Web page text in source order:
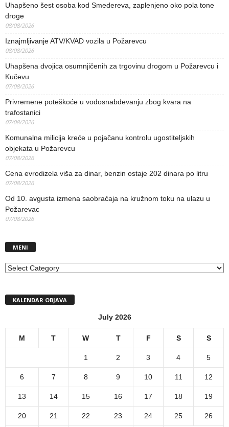
Uhapšeno šest osoba kod Smedereva, zaplenjeno oko pola tone
droge
08/08/2026
Iznajmljivanje ATV/KVAD vozila u Požarevcu
08/08/2026
Uhapšena dvojica osumnjičenih za trgovinu drogom u Požarevcu i
Kučevu
07/08/2026
Privremene poteškoće u vodosnabdevanju zbog kvara na
trafostanici
07/08/2026
Komunalna milicija kreće u pojačanu kontrolu ugostiteljskih
objekata u Požarevcu
07/08/2026
Cena evrodizela viša za dinar, benzin ostaje 202 dinara po litru
07/08/2026
Od 10. avgusta izmena saobraćaja na kružnom toku na ulazu u
Požarevac
07/08/2026
MENI
MENI
KALENDAR OBJAVA
July 2026
M T W T F S S
1 2 3 4 5
6 7 8 9 10 11 12
13 14 15 16 17 18 19
20 21 22 23 24 25 26